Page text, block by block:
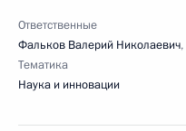
Ответственные
Фальков Валерий Николаевич,
Тематика
Наука и инновации